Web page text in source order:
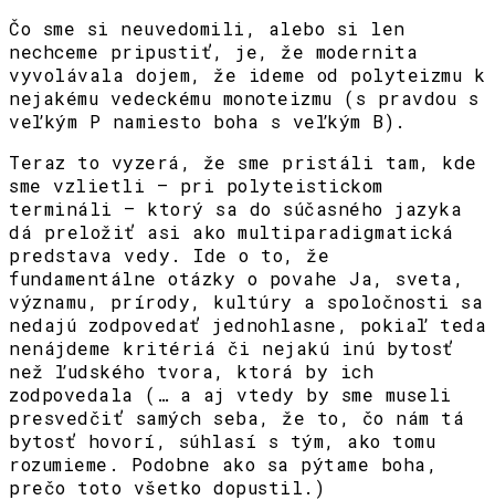
Čo sme si neuvedomili, alebo si len
nechceme pripustiť, je, že modernita
vyvolávala dojem, že ideme od polyteizmu k
nejakému vedeckému monoteizmu (s pravdou s
veľkým P namiesto boha s veľkým B).
Teraz to vyzerá, že sme pristáli tam, kde
sme vzlietli – pri polyteistickom
termináli – ktorý sa do súčasného jazyka
dá preložiť asi ako multiparadigmatická
predstava vedy. Ide o to, že
fundamentálne otázky o povahe Ja, sveta,
významu, prírody, kultúry a spoločnosti sa
nedajú zodpovedať jednohlasne, pokiaľ teda
nenájdeme kritériá či nejakú inú bytosť
než ľudského tvora, ktorá by ich
zodpovedala (… a aj vtedy by sme museli
presvedčiť samých seba, že to, čo nám tá
bytosť hovorí, súhlasí s tým, ako tomu
rozumieme. Podobne ako sa pýtame boha,
prečo toto všetko dopustil.)